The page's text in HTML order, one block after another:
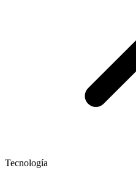
Tecnología